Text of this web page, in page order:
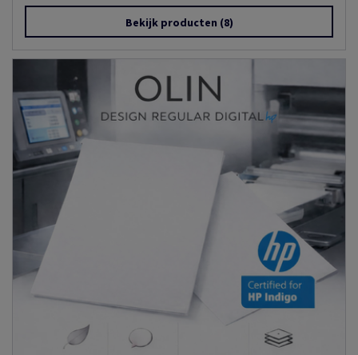
Bekijk producten (8)